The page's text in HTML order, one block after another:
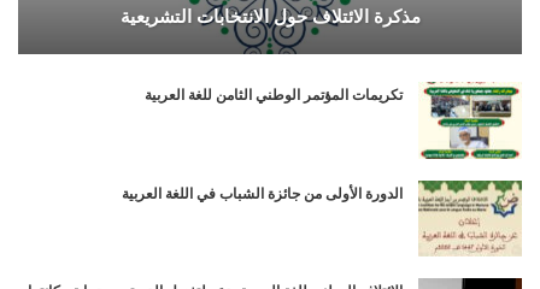
مذكرة الائتلاف حول الانتخابات التشريعية
تكريمات المؤتمر الوطني الثامن للغة العربية
الدورة الأولى من جائزة الشباب في اللغة العربية